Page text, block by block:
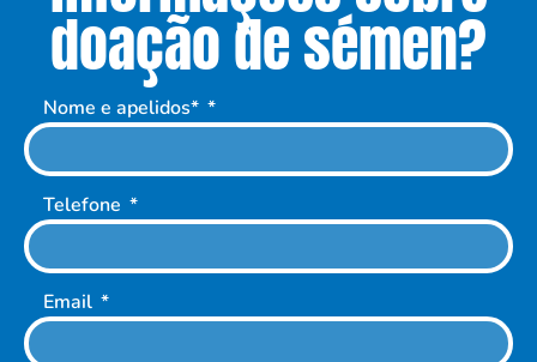
doação de sémen?
Nome e apelidos*
Telefone
Email